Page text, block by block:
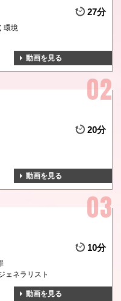
27分
環境
動画を見る
20分
動画を見る
10分
ェネラリスト
動画を見る